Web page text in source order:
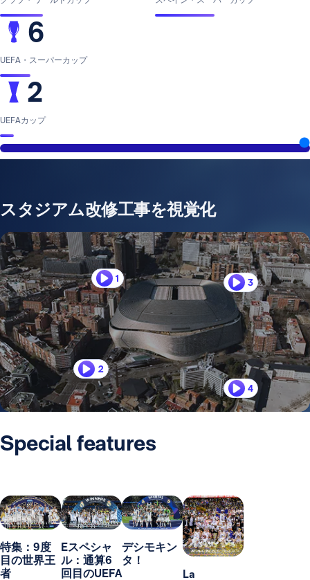
6
UEFA・スーパーカップ
2
UEFAカップ
スタジアム改修工事を視覚化
1
2
3
4
Special features
特集：9度
目の世界王
者
Eスペシャ
ル：通算6
回目のUEFA
デシモキン
タ！
La